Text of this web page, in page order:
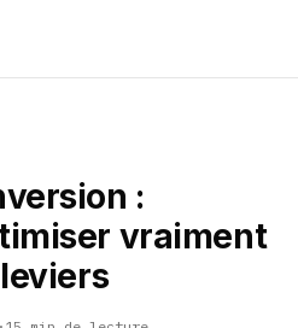
:
vraiment